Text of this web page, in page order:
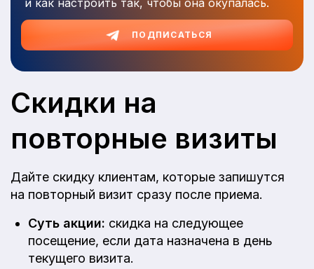
и как настроить так, чтобы она окупалась.
ПОДПИСАТЬСЯ
Скидки на
повторные визиты
Дайте скидку клиентам, которые запишутся
на повторный визит сразу после приема.
Суть акции: скидка на следующее
посещение, если дата назначена в день
текущего визита.